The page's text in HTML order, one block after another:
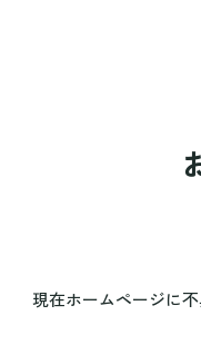
現在ホームページに